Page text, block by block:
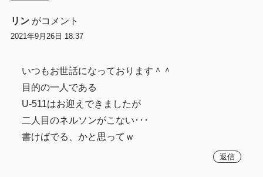
リン がコメント
2021年9月26日 18:37
いつもお世話になっております＾＾
目的の一人である
U-511はお迎えできましたが
二人目のネルソンがこない･･･
書けばでる、かと思ってｗ
返信